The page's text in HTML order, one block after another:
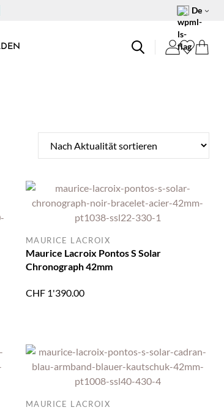
De
Maurice Lacroix Pontos S Solar
Chronograph 42mm
MAURICE LACROIX
CHF 1'390.00
MAURICE LACROIX